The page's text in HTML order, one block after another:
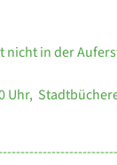
nicht in der
Uhr,